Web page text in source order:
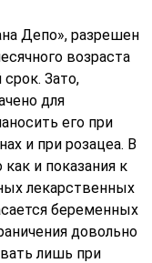
Депо», разрешен
возраста
Зато,
для
его при
и при розацеа. В
и показания к
лекарственных
беременных
довольно
лишь при